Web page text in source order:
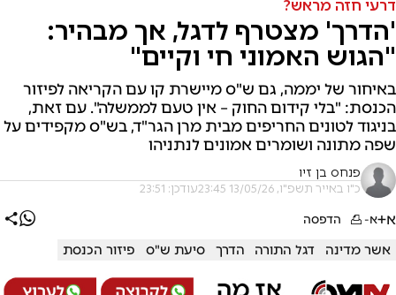
דרעי חזה מראש?
'הדרך' מצטרף לדגל, אך מבהיר:
"הגוש האמוני חי וקיים"
באיחור של יממה, גם ש"ס מיישרת קו עם הקריאה לפיזור
הכנסת: "בלי קידום החוק – אין טעם לממשלה". עם זאת,
בניגוד לטונים החריפים מבית מרן הגר"ד, בש"ס מקפידים על
שפה מתונה ושומרים אמונים לנתניהו
פנחס בן זיו
כ"ו באייר תשפ"ו, 13/05/26 23:45 עודכן: 23:51
א+א- הדפסה
אשר מדינה דגל התורה הדרך סיעת ש"ס פיזור הכנסת